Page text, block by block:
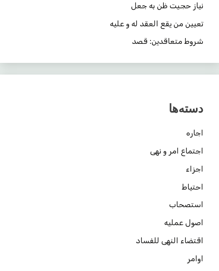
نیاز حجیت ظن به جعل
تعیین من یقع العقد له و علیه
شروط متعاقدین: قصد
دسته‌ها
اجاره
اجتماع امر و نهی
اجزاء
احتیاط
استصحاب
اصول عملیه
اقتضاء النهی للفساد
اوامر